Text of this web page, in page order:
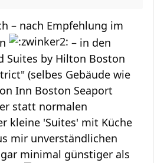
– nach Empfehlung im
– in den
Suites by Hilton Boston
(selbes Gebäude wie
Inn Boston Seaport
statt normalen
kleine 'Suites' mit Küche
mir unverständlichen
minimal günstiger als